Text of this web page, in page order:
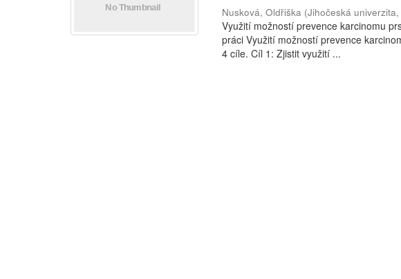
Nusková, Oldřiška (Jihočeská univerzita
Využití možností prevence karcinomu
práci Využití možností prevence
4 cíle. Cíl 1: Zjistit využití ...